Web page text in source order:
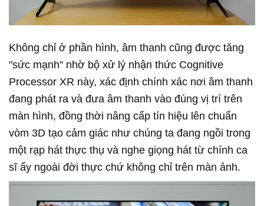
Không chỉ ở phần hình, âm thanh cũng được tăng
"sức mạnh" nhờ bộ xử lý nhận thức Cognitive
Processor XR này, xác định chính xác nơi âm thanh
đang phát ra và đưa âm thanh vào đúng vị trí trên
màn hình, đồng thời nâng cấp tín hiệu lên chuẩn
vòm 3D tạo cảm giác như chúng ta đang ngồi trong
một rạp hát thực thụ và nghe giọng hát từ chính ca
sĩ ấy ngoài đời thực chứ không chỉ trên màn ảnh.